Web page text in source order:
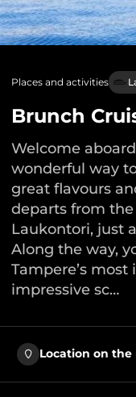
Places and activities
Brunch
Welcome
wonderful way
great flavours
departs from
Laukontori, just
Along the way,
Tampere’s
impressive sc…
Location on the